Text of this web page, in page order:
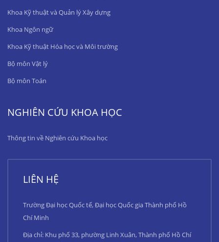
Khoa Kỹ thuật và Quản lý Xây dựng
Khoa Ngôn ngữ
Khoa Kỹ thuật Hóa học và Môi trường
Bộ môn Vật lý
Bộ môn Toán
NGHIÊN CỨU KHOA HỌC
Thông tin về Nghiên cứu Khoa học
LIÊN HỆ
Trường Đại học Quốc tế, Đại học Quốc gia Thành phố Hồ
Chí Minh
Địa chỉ: Khu phố 33, phường Linh Xuân, Thành phố Hồ Chí